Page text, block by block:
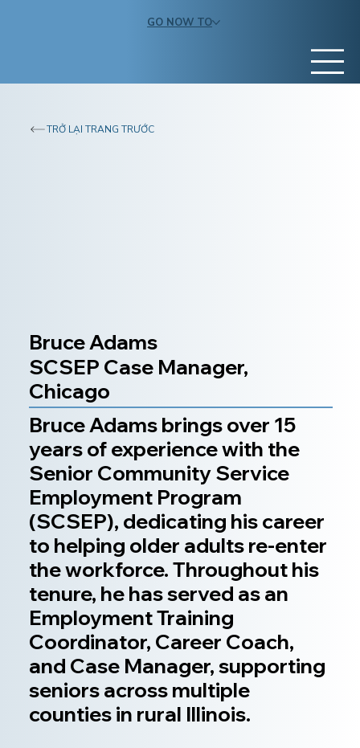
GO NOW TO
TRỞ LẠI TRANG TRƯỚC
Bruce Adams
SCSEP Case Manager,
Chicago
Bruce Adams brings over 15
years of experience with the
Senior Community Service
Employment Program
(SCSEP), dedicating his career
to helping older adults re-enter
the workforce. Throughout his
tenure, he has served as an
Employment Training
Coordinator, Career Coach,
and Case Manager, supporting
seniors across multiple
counties in rural Illinois.